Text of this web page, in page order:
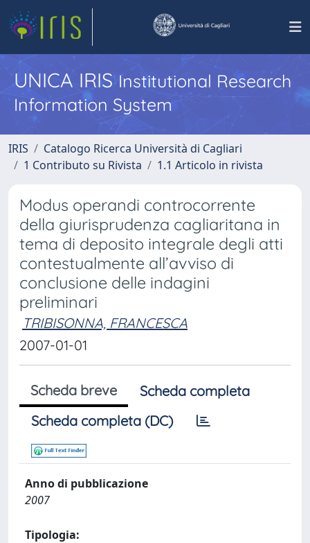
UNICA IRISInstitutional Research
Information System
IRIS
Catalogo Ricerca Università di Cagliari
1 Contributo su Rivista
1.1 Articolo in rivista
Modus operandi controcorrente
della giurisprudenza cagliaritana in
tema di deposito integrale degli atti
contestualmente all’avviso di
conclusione delle indagini
preliminari
TRIBISONNA, FRANCESCA
2007-01-01
Scheda breve
Scheda completa
Scheda completa (DC)
Anno di pubblicazione
2007
Tipologia: